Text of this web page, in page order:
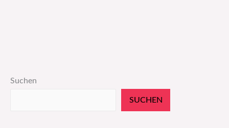
Suchen
SUCHEN